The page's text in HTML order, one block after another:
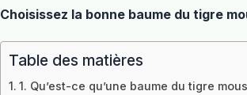
Choisissez la bonne baume du tigre
Table des matières
1. Qu’est-ce qu’une baume du tigre